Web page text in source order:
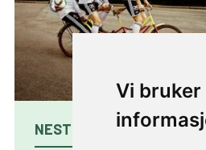
Vi bruker
NESTE ARTIKKEL